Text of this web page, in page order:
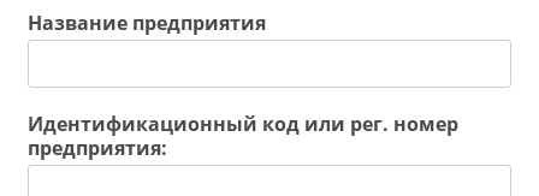
Название предприятия
Идентификационный код или рег. номер
предприятия: